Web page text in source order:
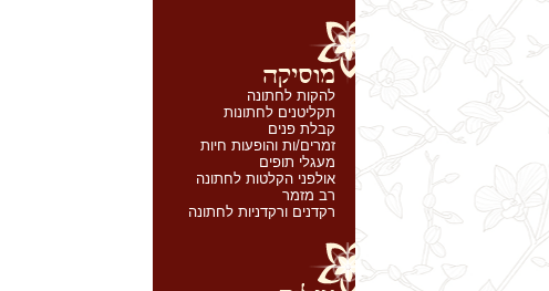
להקות לחתונה
תקליטנים לחתונות
קבלת פנים
זמרים/ות והופעות חיות
מעגלי תופים
אולפני הקלטות לחתונה
רב מזמר
רקדנים ורקדניות לחתונה